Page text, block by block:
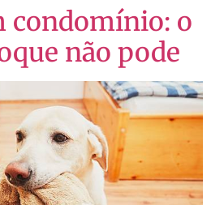
condomínio: o
não pode